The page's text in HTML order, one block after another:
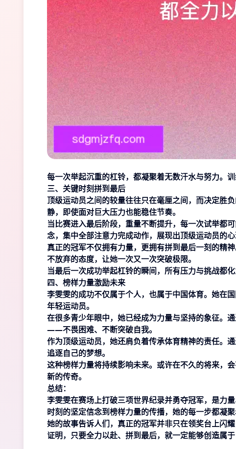
每一次举起沉重的杠铃，都凝聚着无数汗水与努力。
三、关键时刻拼到最后
顶级运动员之间的较量往往只在毫厘之间，而决定胜
静，即使面对巨大压力也能稳住节奏。
当比赛进入最后阶段，重量不断提升，每一次试举都
念，集中全部注意力完成动作，展现出顶级运动员的心
真正的冠军不仅拥有力量，更拥有拼到最后一刻的精
不放弃的态度，让她一次又一次突破极限。
当最后一次成功举起杠铃的瞬间，所有压力与挑战都
四、榜样力量激励未来
李雯雯的成功不仅属于个人，也属于中国体育。她在
年轻运动员。
在很多青少年眼中，她已经成为力量与坚持的象征。
——不畏困难、不断突破自我。
作为顶级运动员，她还肩负着传承体育精神的责任。
追逐自己的梦想。
这种榜样力量将持续影响未来。或许在不久的将来，
新的传奇。
总结：
李雯雯在赛场上打破三项世界纪录并勇夺冠军，是力
时刻的坚定信念到榜样力量的传播，她的每一步都凝聚
她的故事告诉人们，真正的冠军并非只在领奖台上闪
证明，只要全力以赴、拼到最后，就一定能够创造属于